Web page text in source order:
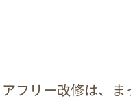
フリー改修は、ま